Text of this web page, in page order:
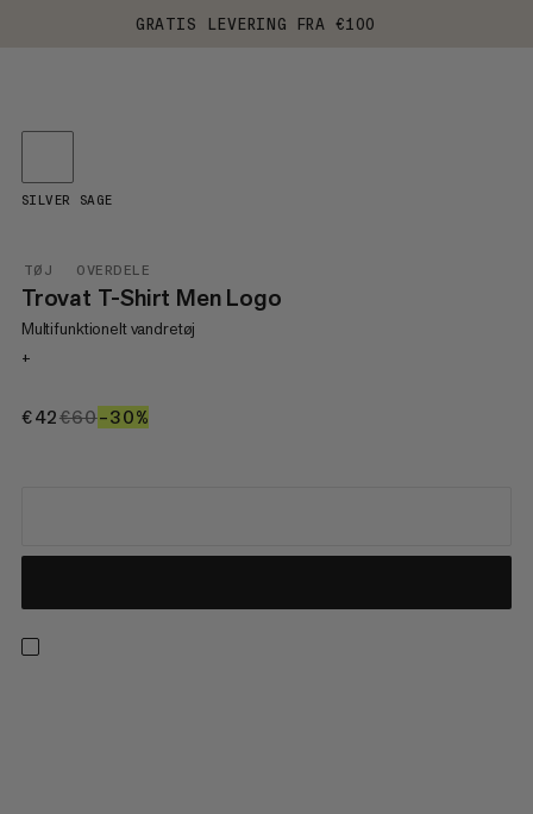
GRATIS LEVERING FRA €100
TØJ OVERDELE
Trovat T-Shirt Men Logo
Multifunktionelt vandretøj
+
€42€42
€60€60
–30%
SILVER SAGE